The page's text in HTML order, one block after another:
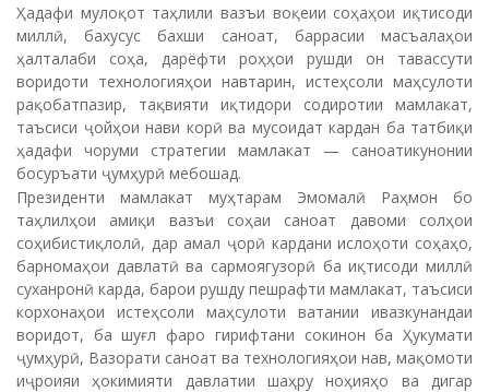
Ҳадафи мулоқот таҳлили вазъи воқеии соҳаҳои иқтисоди
миллӣ, бахусус бахши саноат, баррасии масъалаҳои
ҳалталаби соҳа, дарёфти роҳҳои рушди он тавассути
воридоти технологияҳои навтарин, истеҳсоли маҳсулоти
рақобатпазир, тақвияти иқтидори содиротии мамлакат,
таъсиси ҷойҳои нави корӣ ва мусоидат кардан ба татбиқи
ҳадафи чоруми стратегии мамлакат — саноатикунонии
босуръати ҷумҳурӣ мебошад.
Президенти мамлакат муҳтарам Эмомалӣ Раҳмон бо
таҳлилҳои амиқи вазъи соҳаи саноат давоми солҳои
соҳибистиқлолӣ, дар амал ҷорӣ кардани ислоҳоти соҳаҳо,
барномаҳои давлатӣ ва сармоягузорӣ ба иқтисоди миллӣ
суханронӣ карда, барои рушду пешрафти мамлакат, таъсиси
корхонаҳои истеҳсоли маҳсулоти ватании ивазкунандаи
воридот, ба шуғл фаро гирифтани сокинон ба Ҳукумати
ҷумҳурӣ, Вазорати саноат ва технологияҳои нав, мақомоти
иҷроияи ҳокимияти давлатии шаҳру ноҳияҳо ва дигар